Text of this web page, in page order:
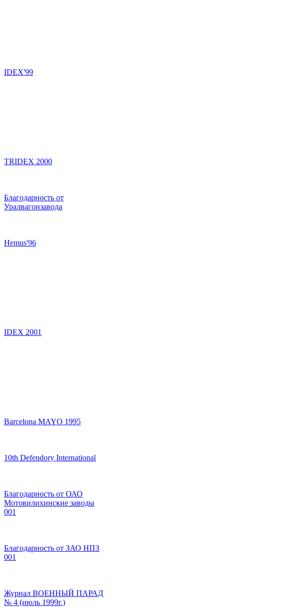
IDEX'99
TRIDEX 2000
Благодарность от
Уралвагонзавода
Hemus'96
IDEX 2001
Barcelona MAYO 1995
10th Defendory International
Благодарность от ОАО
Мотовилихинские заводы
001
Благодарность от ЗАО НПЗ
001
Журнал ВОЕННЫЙ ПАРАД
№ 4 (июль 1999г.)